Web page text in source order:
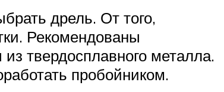
дрель. От того,
Рекомендованы
твердосплавного металла.
пробойником.